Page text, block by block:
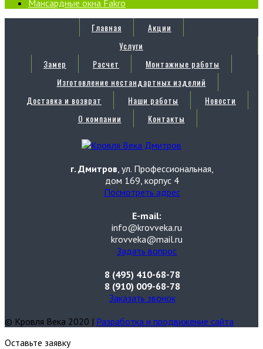
Мансардные окна Fakro
Главная
Акции
Услуги
Замер
Расчет
Монтажные работы
Изготовление нестандартных изделий
Доставка и возврат
Наши работы
Новости
О компании
Контакты
г. Дмитров , ул. Профессиональная,
дом 169, корпус 4
Посмотреть адрес
E-mail:
info@krovveka.ru
krovveka@mail.ru
Задать вопрос
8 (495) 410-68-78
8 (910) 009-68-78
Заказать звонок
© Кровля Века 2020 | Разработка и продвижение сайта
Оставьте заявку